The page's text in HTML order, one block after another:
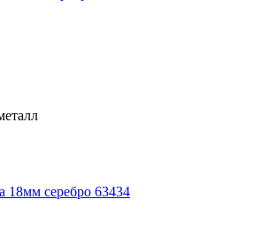
18мм серебро 63434